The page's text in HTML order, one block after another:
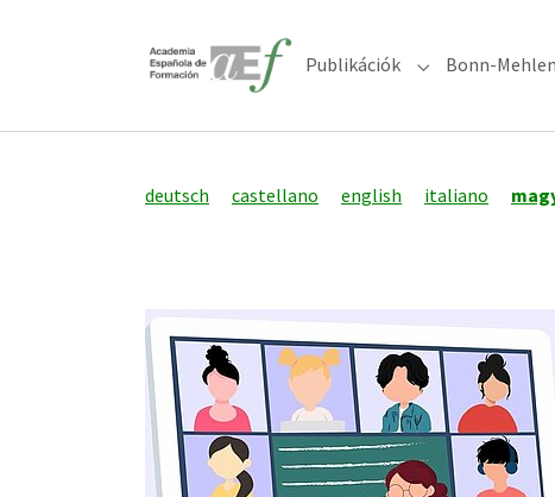
Publikációk Submenu for
Bonn-
deutsch castellano english italiano